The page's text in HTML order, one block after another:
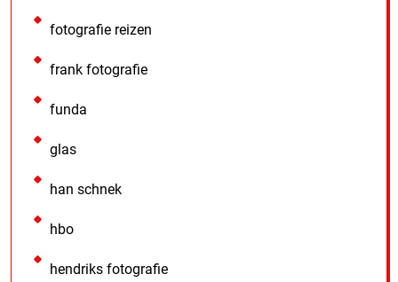
fotografie reizen
frank fotografie
funda
glas
han schnek
hbo
hendriks fotografie